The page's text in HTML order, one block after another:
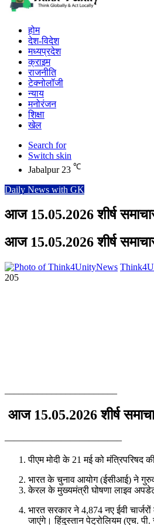
होम
देश-विदेश
मध्यप्रदेश
क्राइम
राजनीति
टेक्नोलॉजी
न्याय
मनोरंजन
शिक्षा
खेल
Search for
Switch skin
Jabalpur 23 ℃
Daily News with GK
आज 15.05.2026 शीर्ष
आज 15.05.2026 शीर्ष
205
आज 15.05.2026 शीर्ष
————————————–
पीएम मोदी के 21 मई को
भारत के चुनाव आयोग (ईसीआई) ने
केरल के मुख्यमंत्री घोषणा लाइव
भारत सरकार ने 4,874 नए ईवी
जाएंगे। हिंदुस्तान पेट्रोलियम (एच.